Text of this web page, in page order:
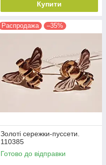
Купити
Распродажа –35%
Золоті сережки-пуссети.
110385
Готово до відправки